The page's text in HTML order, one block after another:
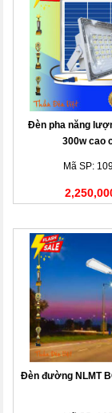
Đèn pha năng
300w cao
Mã SP:
Đèn đường NLMT